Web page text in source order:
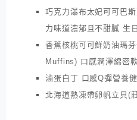
巧克力瀑布太妃可可巴
力味道濃郁且不甜膩 生
香蕉核桃可可鮮奶油瑪
Muffins) 口感潤澤綿密
滷蛋白丁 口感Q彈營養
北海道熟凍帶卵帆立貝(